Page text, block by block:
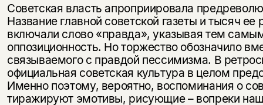
Советская власть апроприировала
Название главной советской газеты и тысяч
включали слово «правда», указывая тем
оппозиционность. Но торжество обозначило
связываемого с правдой пессимизма. В
официальная советская культура в целом
Именно поэтому, вероятно, воспоминания о
тиражируют эмотивы, рисующие – вопреки